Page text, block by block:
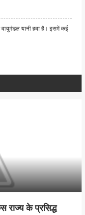
यानी हवा है। इसमें कई
राज्य के प्रसिद्ध